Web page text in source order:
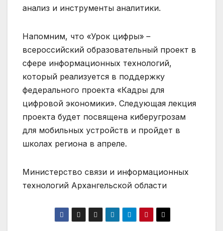
анализ и инструменты аналитики.
Напомним, что «Урок цифры» –
всероссийский образовательный проект в
сфере информационных технологий,
который реализуется в поддержку
федерального проекта «Кадры для
цифровой экономики». Следующая лекция
проекта будет посвящена киберугрозам
для мобильных устройств и пройдет в
школах региона в апреле.
Министерство связи и информационных
технологий Архангельской области